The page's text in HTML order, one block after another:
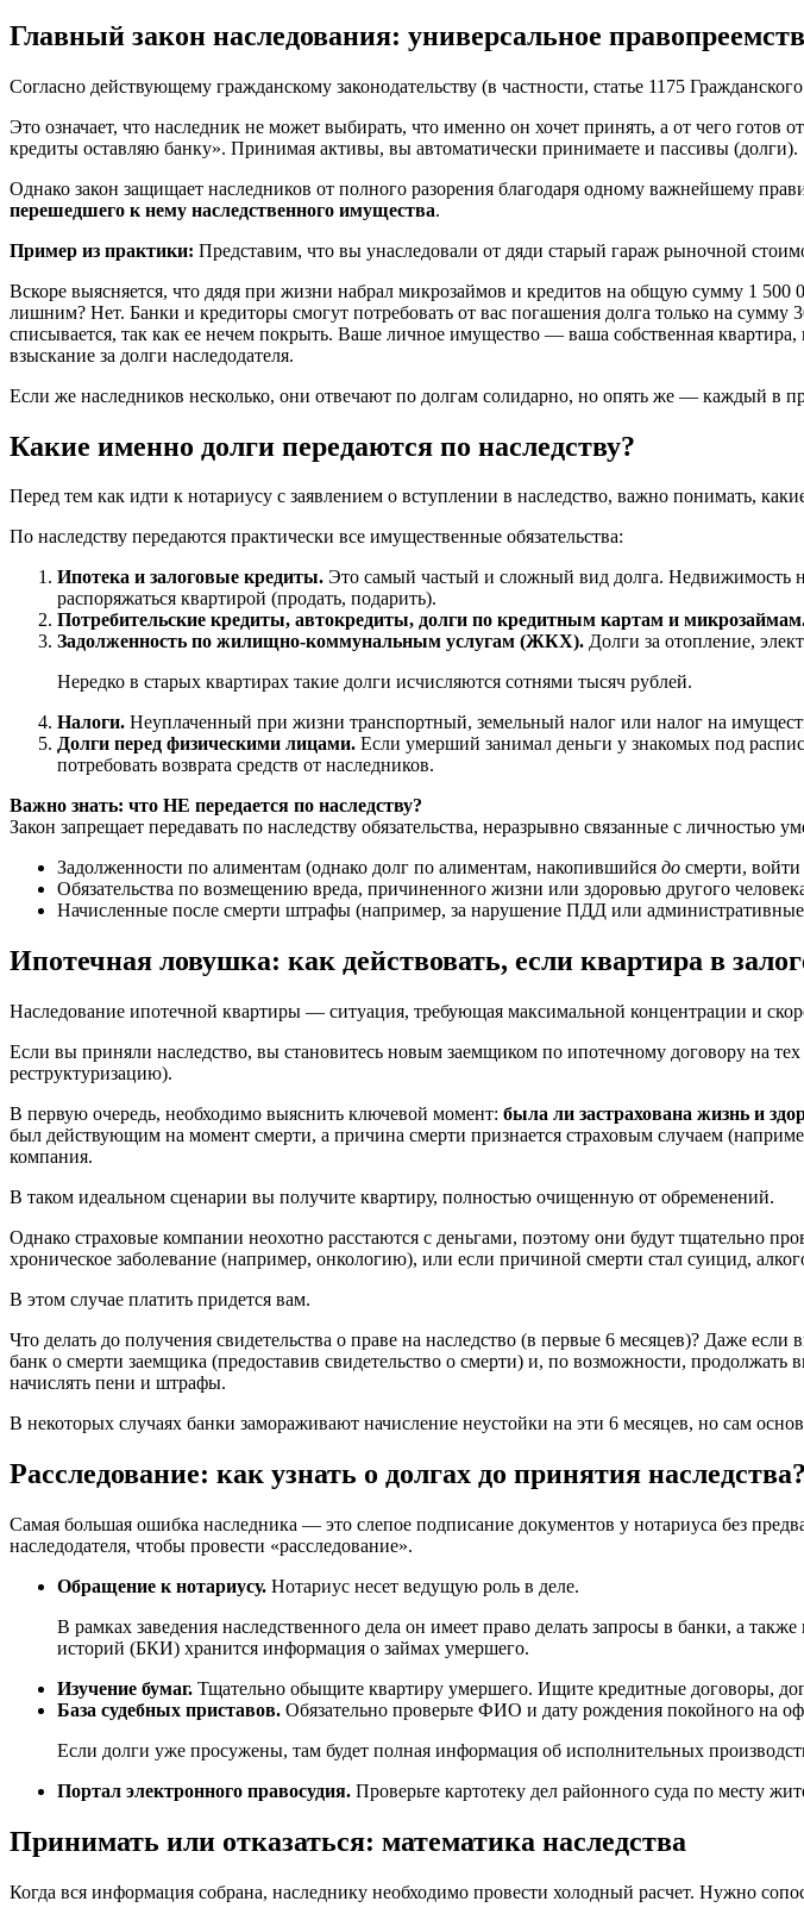
Главный закон наследования: универсальное
Согласно действующему гражданскому законодательству (в частности, статье 1175
Это означает, что наследник не может выбирать, что именно он хочет принять, а от чего готов
кредиты оставляю банку». Принимая активы, вы автоматически принимаете и пассивы (долги).
Однако закон защищает наследников от полного разорения благодаря одному важнейшему
перешедшего к нему наследственного имущества.
Пример из практики: Представим, что вы унаследовали от дяди старый гараж рыночной
Вскоре выясняется, что дядя при жизни набрал микрозаймов и кредитов на общую сумму 1 500
лишним? Нет. Банки и кредиторы смогут потребовать от вас погашения долга только на сумму
списывается, так как ее нечем покрыть. Ваше личное имущество — ваша собственная
взыскание за долги наследодателя.
Если же наследников несколько, они отвечают по долгам солидарно, но опять же — каждый в
Какие именно долги передаются по наследству?
Перед тем как идти к нотариусу с заявлением о вступлении в наследство, важно понимать,
По наследству передаются практически все имущественные обязательства:
Ипотека и залоговые кредиты. Это самый частый и сложный вид долга. Недвижимость
распоряжаться квартирой (продать, подарить).
Потребительские кредиты, автокредиты, долги по кредитным картам и
Задолженность по жилищно-коммунальным услугам (ЖКХ). Долги за отопление,
Нередко в старых квартирах такие долги исчисляются сотнями тысяч рублей.
Налоги. Неуплаченный при жизни транспортный, земельный налог или налог на
Долги перед физическими лицами. Если умерший занимал деньги у знакомых под
потребовать возврата средств от наследников.
Важно знать: что НЕ передается по наследству?
Закон запрещает передавать по наследству обязательства, неразрывно связанные с личностью
Задолженности по алиментам (однако долг по алиментам, накопившийся до смерти,
Обязательства по возмещению вреда, причиненного жизни или здоровью другого
Начисленные после смерти штрафы (например, за нарушение ПДД или
Ипотечная ловушка: как действовать, если квартира в
Наследование ипотечной квартиры — ситуация, требующая максимальной концентрации и
Если вы приняли наследство, вы становитесь новым заемщиком по ипотечному договору на
реструктуризацию).
В первую очередь, необходимо выяснить ключевой момент: была ли застрахована жизнь и
был действующим на момент смерти, а причина смерти признается страховым случаем
компания.
В таком идеальном сценарии вы получите квартиру, полностью очищенную от обременений.
Однако страховые компании неохотно расстаются с деньгами, поэтому они будут тщательно
хроническое заболевание (например, онкологию), или если причиной смерти стал суицид,
В этом случае платить придется вам.
Что делать до получения свидетельства о праве на наследство (в первые 6 месяцев)? Даже
банк о смерти заемщика (предоставив свидетельство о смерти) и, по возможности,
начислять пени и штрафы.
В некоторых случаях банки замораживают начисление неустойки на эти 6 месяцев, но сам
Расследование: как узнать о долгах до принятия наследства?
Самая большая ошибка наследника — это слепое подписание документов у нотариуса без
наследодателя, чтобы провести «расследование».
Обращение к нотариусу. Нотариус несет ведущую роль в деле.
В рамках заведения наследственного дела он имеет право делать запросы в банки, а
историй (БКИ) хранится информация о займах умершего.
Изучение бумаг. Тщательно обыщите квартиру умершего. Ищите кредитные договоры,
База судебных приставов. Обязательно проверьте ФИО и дату рождения покойного на
Если долги уже просужены, там будет полная информация об исполнительных
Портал электронного правосудия. Проверьте картотеку дел районного суда по месту
Принимать или отказаться: математика наследства
Когда вся информация собрана, наследнику необходимо провести холодный расчет. Нужно